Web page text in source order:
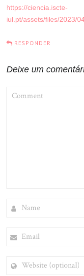
https://ciencia.iscte-
iul.pt/assets/files/2023/
RESPONDER
Deixe um
(OPTIONAL)